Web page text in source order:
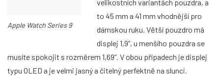
Apple Watch Series 9
velikostních variantách pouzdra, a
to 45 mm a 41 mm vhodnější pro
dámskou ruku. Větší pouzdro má
displej 1,9“, u menšího pouzdra se
musíte spokojit s rozměrem 1,69“. V obou případech je displej
typu OLED a je velmi jasný a čitelný perfektně na slunci.